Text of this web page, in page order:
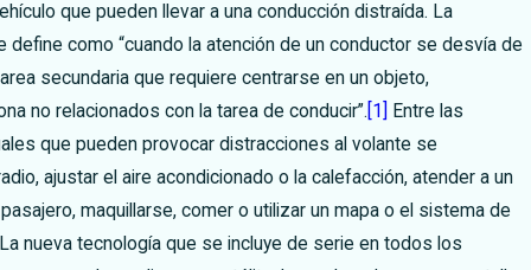
que pueden llevar a una conducción distraída. La
define como “cuando la atención de un conductor se desvía de
secundaria que requiere centrarse en un objeto,
no relacionados con la tarea de conducir”. [1]
Entre las
que pueden provocar distracciones al volante se
ajustar el aire acondicionado o la calefacción, atender a un
maquillarse, comer o utilizar un mapa o el sistema de
nueva tecnología que se incluye de serie en todos los